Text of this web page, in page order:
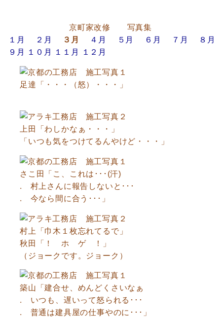
京町家改修 写真集
１月
２月 ３月 ４月 ５月 ６月 ７月
８月
９月
１０月 １１月 １２月
足達「・・・（怒）・・・」
上田「わしかなぁ・・・」
「いつも気をつけてるんやけど・・・」
さこ田「こ、これは･･･(汗)
. 村上さんに報告しないと･･･
. 今なら間に合う･･･」
村上「巾木１枚忘れてるで」
秋田「！ ホ ゲ ！」
（ジョークです。ジョーク）
築山「建合せ、めんどくさいなぁ
. いつも、遅いって怒られる･･･
. 普通は建具屋の仕事やのに･･･」